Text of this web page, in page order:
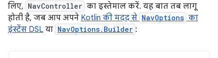
लिए, NavController का इस्तेमाल करें. यह बात तब लागू
होती है, जब आप अपने Kotlin की मदद से NavOptions का
इंस्टेंस DSL या NavOptions.Builder :